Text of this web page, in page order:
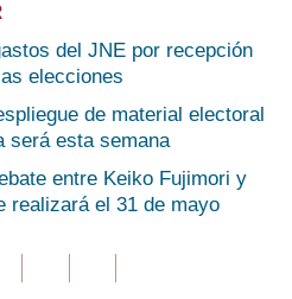
del JNE por recepción
elecciones
de material electoral
será esta semana
entre Keiko Fujimori y
realizará el 31 de mayo